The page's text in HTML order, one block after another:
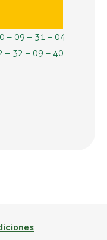
– 09 – 31 – 04
– 32 – 09 – 40